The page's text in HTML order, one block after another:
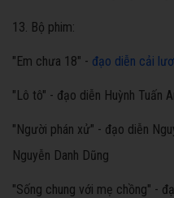
13. Bộ phim:
"Em chưa 18" - đạo diễn cải
"Lô tô" - đạo diễn Huỳnh Tuấn
"Người phán xử" - đạo diễn
Nguyễn Danh Dũng
"Sống chung với mẹ chồng" -